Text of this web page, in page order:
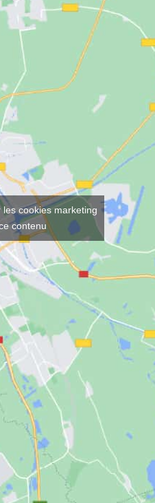
cookies marketing
contenu